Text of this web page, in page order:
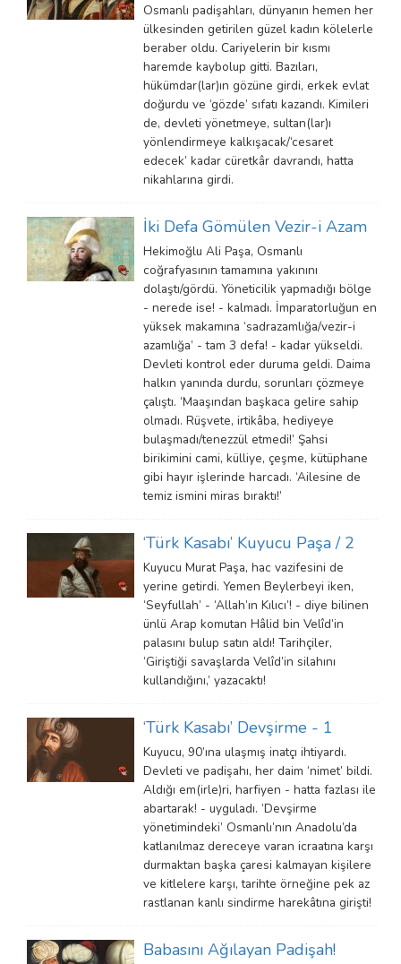
Osmanlı padişahları, dünyanın hemen her
ülkesinden getirilen güzel kadın kölelerle
beraber oldu. Cariyelerin bir kısmı
haremde kaybolup gitti. Bazıları,
hükümdar(lar)ın gözüne girdi, erkek evlat
doğurdu ve ‘gözde’ sıfatı kazandı. Kimileri
de, devleti yönetmeye, sultan(lar)ı
yönlendirmeye kalkışacak/‘cesaret
edecek’ kadar cüretkâr davrandı, hatta
nikahlarına girdi.
İki Defa Gömülen Vezir-i Azam
Hekimoğlu Ali Paşa, Osmanlı
coğrafyasının tamamına yakınını
dolaştı/gördü. Yöneticilik yapmadığı bölge
- nerede ise! - kalmadı. İmparatorluğun en
yüksek makamına ‘sadrazamlığa/vezir-i
azamlığa’ - tam 3 defa! - kadar yükseldi.
Devleti kontrol eder duruma geldi. Daima
halkın yanında durdu, sorunları çözmeye
çalıştı. ‘Maaşından başkaca gelire sahip
olmadı. Rüşvete, irtikâba, hediyeye
bulaşmadı/tenezzül etmedi!’ Şahsi
birikimini cami, külliye, çeşme, kütüphane
gibi hayır işlerinde harcadı. ‘Ailesine de
temiz ismini miras bıraktı!’
‘Türk Kasabı’ Kuyucu Paşa / 2
Kuyucu Murat Paşa, hac vazifesini de
yerine getirdi. Yemen Beylerbeyi iken,
‘Seyfullah’ - ‘Allah’ın Kılıcı’! - diye bilinen
ünlü Arap komutan Hâlid bin Velîd’in
palasını bulup satın aldı! Tarihçiler,
‘Giriştiği savaşlarda Velîd’in silahını
kullandığını,’ yazacaktı!
‘Türk Kasabı’ Devşirme - 1
Kuyucu, 90’ına ulaşmış inatçı ihtiyardı.
Devleti ve padişahı, her daim ‘nimet’ bildi.
Aldığı em(irle)ri, harfiyen - hatta fazlası ile
abartarak! - uyguladı. ‘Devşirme
yönetimindeki’ Osmanlı’nın Anadolu’da
katlanılmaz dereceye varan icraatına karşı
durmaktan başka çaresi kalmayan kişilere
ve kitlelere karşı, tarihte örneğine pek az
rastlanan kanlı sindirme harekâtına girişti!
Babasını Ağılayan Padişah!